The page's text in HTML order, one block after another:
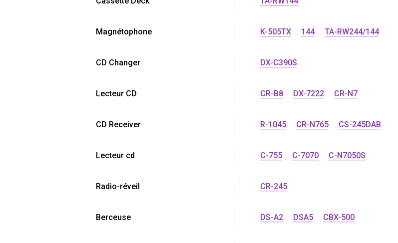
Magnétophone K-505TX 144 TA-RW244/144
CD Changer DX-C390S
Lecteur CD CR-B8 DX-7222 CR-N7
CD Receiver R-1045 CR-N765 CS-245DAB
Lecteur cd C-755 C-7070 C-N7050S
Radio-réveil CR-245
Berceuse DS-A2 DSA5 CBX-500